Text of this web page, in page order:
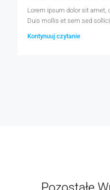
Lorem ipsum dolor sit amet,
Duis mollis et sem sed
Kontynuuj czytanie
Pozostałe